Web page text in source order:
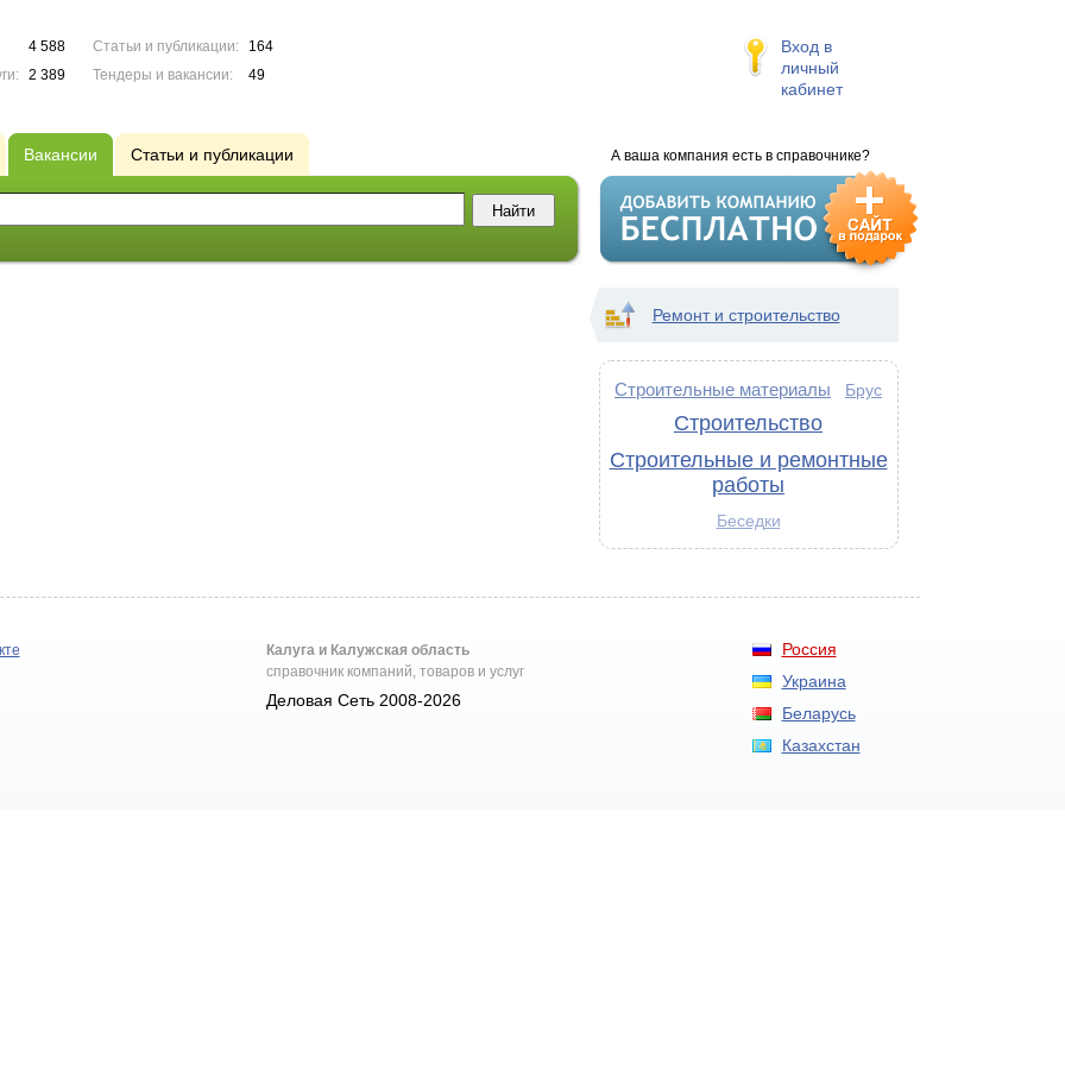
4 588
2 389
Статьи и публикации:
164
Тендеры и вакансии:
49
Вход в
личный
кабинет
А ваша компания есть в справочнике?
Вакансии Статьи и публикации
Ремонт и строительство
Строительные материалы Брус
Строительство
Строительные и ремонтные
работы
Беседки
Россия
Украина
Беларусь
Казахстан
Калуга и Калужская область
справочник компаний, товаров и услуг
Деловая Сеть 2008-2026